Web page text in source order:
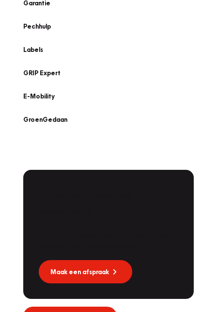
Garantie
Pechhulp
Labels
GRIP Expert
E-Mobility
GroenGedaan
Maak een afspraak